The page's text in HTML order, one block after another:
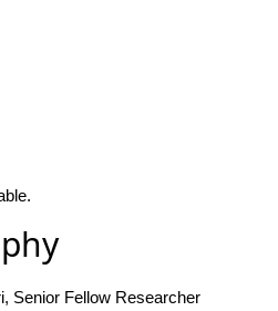
Senior Fellow Researcher